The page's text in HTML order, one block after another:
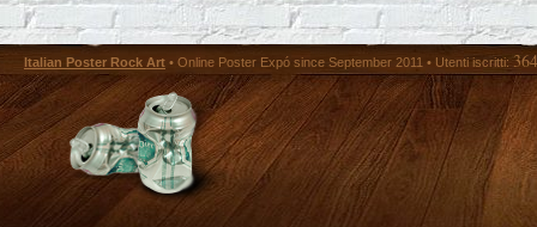
Italian Poster Rock Art • Online Poster Expó since September 2011 • Utenti iscritti: 364